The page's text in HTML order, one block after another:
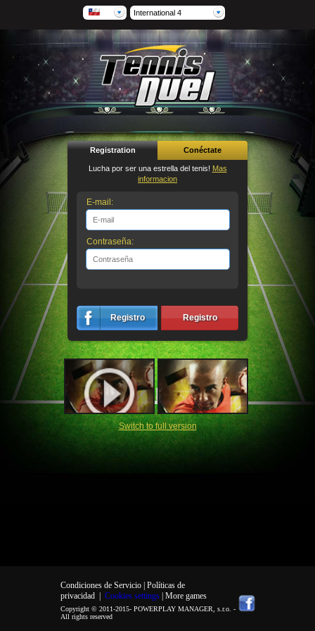
International 4
Registration Conéctate
Lucha por ser una estrella del tenis! Mas
informacion
E-mail:
Contraseña:
Registro Registro
Switch to full version
Condiciones de Servicio | Políticas de
privacidad| Cookies settings | More games
Copyright © 2011-2015- POWERPLAY MANAGER, s.r.o. -
All rights reserved